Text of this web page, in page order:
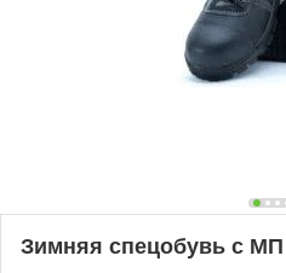
Зимняя спецобувь с МП